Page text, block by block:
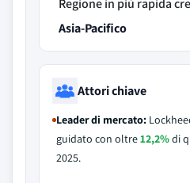
Regione in più rapida
Asia-Pacifico
Attori chiave
Leader di mercato:
guidato con oltre12,2%di
2025.